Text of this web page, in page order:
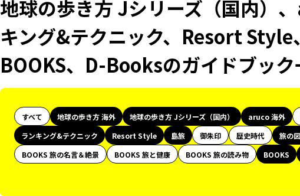
地球の歩き方 Jシリーズ（国内）
キング&テクニック、Resort Style
BOOKS、D-Booksのガイドブック
すべて 地球の歩き方 海外 地球の歩き方 Jシリーズ（国内） aruco 海外
ランキング&テクニック
Resort Style 島旅 御朱印 歴史時代 旅の
BOOKS 旅の名言＆絶景
BOOKS 旅と健康 BOOKS 旅の読み物 BOOKS